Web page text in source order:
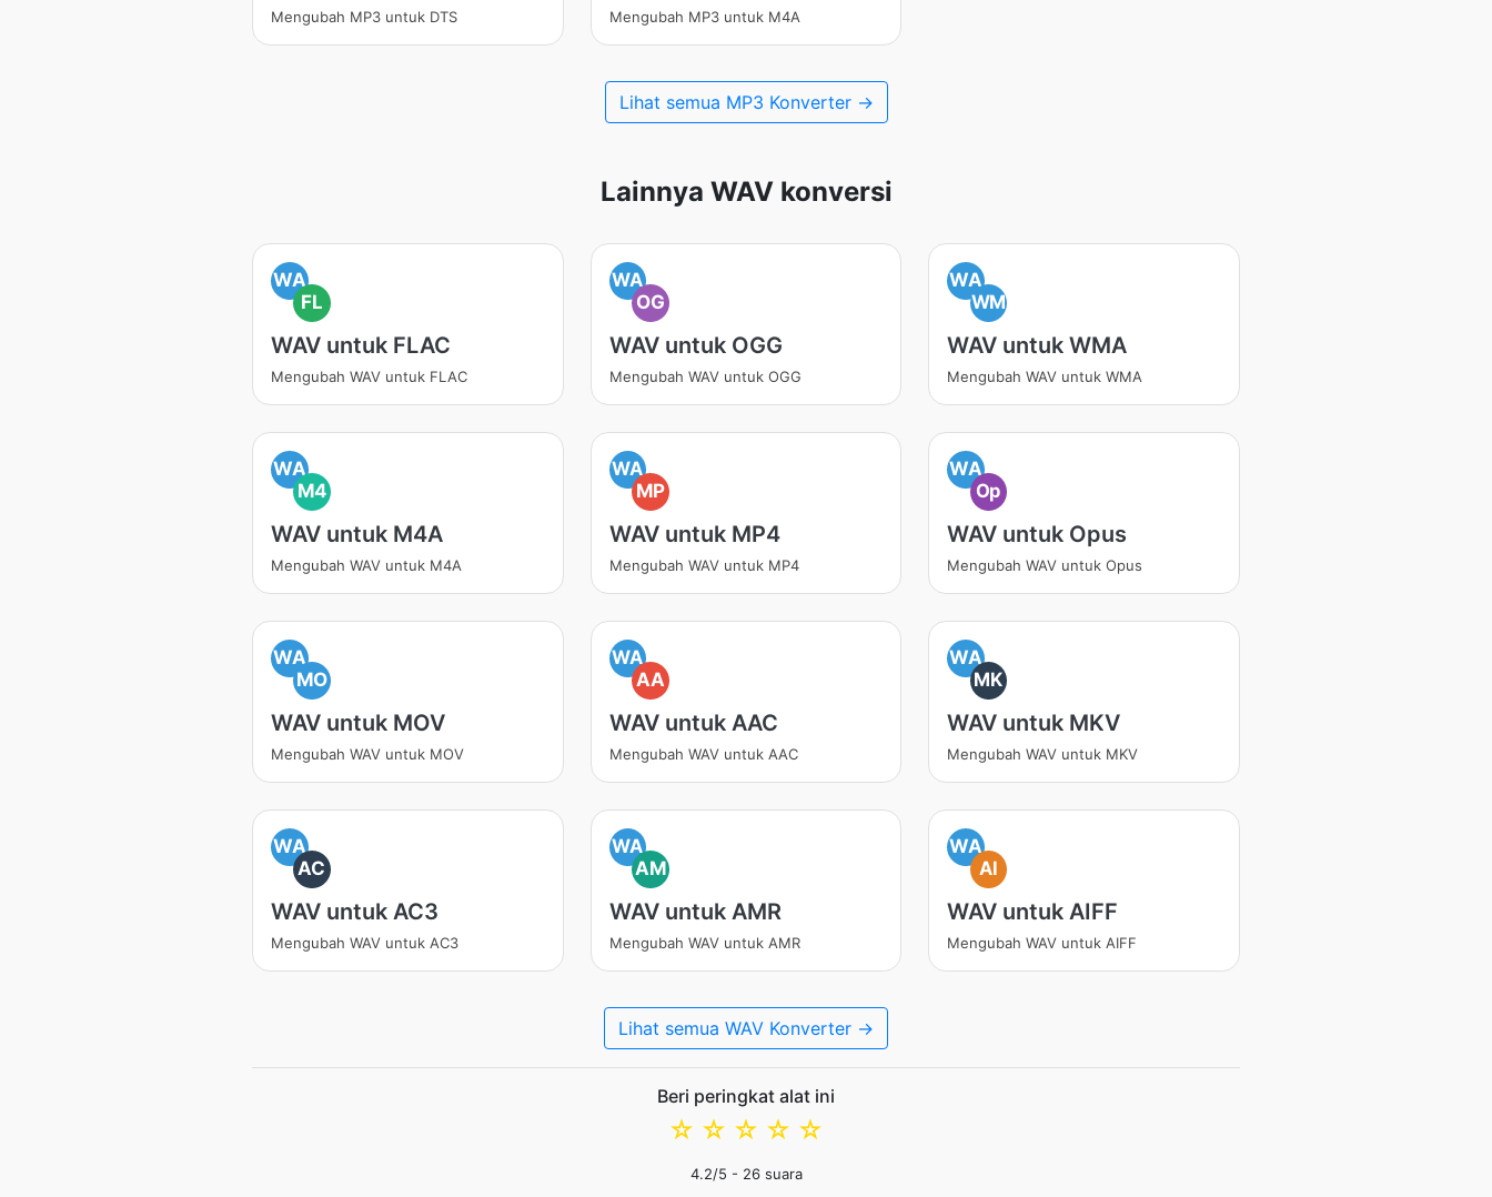
Mengubah MP3 untuk DTS Mengubah MP3 untuk M4A
Lihat semua MP3 Konverter →
Lainnya WAV konversi
WA
FL
WAV untuk FLAC
Mengubah WAV untuk FLAC
WA
OG
WAV untuk OGG
Mengubah WAV untuk OGG
WA
WM
WAV untuk WMA
Mengubah WAV untuk WMA
WA
M4
WAV untuk M4A
Mengubah WAV untuk M4A
WA
MP
WAV untuk MP4
Mengubah WAV untuk MP4
WA
Op
WAV untuk Opus
Mengubah WAV untuk Opus
WA
MO
WAV untuk MOV
Mengubah WAV untuk MOV
WA
AA
WAV untuk AAC
Mengubah WAV untuk AAC
WA
MK
WAV untuk MKV
Mengubah WAV untuk MKV
WA
AC
WAV untuk AC3
Mengubah WAV untuk AC3
WA
AM
WAV untuk AMR
Mengubah WAV untuk AMR
WA
AI
WAV untuk AIFF
Mengubah WAV untuk AIFF
Lihat semua WAV Konverter →
Beri peringkat alat ini
☆
☆
☆
☆
☆
4.2/5 - 26suara